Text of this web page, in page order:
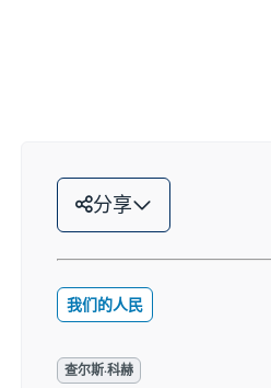
分享
我们的人民
查尔斯·科赫